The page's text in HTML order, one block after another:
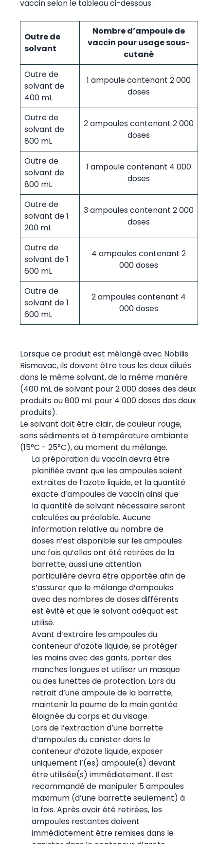
vaccin selon le tableau ci-dessous :
Outre de
solvant
Nombre d’ampoule de
vaccin pour usage sous-
cutané
Outre de
solvant de
400 mL
1 ampoule contenant 2 000
doses
Outre de
solvant de
800 mL
2 ampoules contenant 2 000
doses
Outre de
solvant de
800 mL
1 ampoule contenant 4 000
doses
Outre de
solvant de 1
200 mL
3 ampoules contenant 2 000
doses
Outre de
solvant de 1
600 mL
4 ampoules contenant 2
000 doses
Outre de
solvant de 1
600 mL
2 ampoules contenant 4
000 doses
Lorsque ce produit est mélangé avec Nobilis
Rismavac, ils doivent être tous les deux dilués
dans le même solvant, de la même manière
(400 mL de solvant pour 2 000 doses des deux
produits ou 800 mL pour 4 000 doses des deux
produits).
Le solvant doit être clair, de couleur rouge,
sans sédiments et à température ambiante
(15°C - 25°C), au moment du mélange.
La préparation du vaccin devra être
planifiée avant que les ampoules soient
extraites de l’azote liquide, et la quantité
exacte d’ampoules de vaccin ainsi que
la quantité de solvant nécessaire seront
calculées au préalable. Aucune
information relative au nombre de
doses n’est disponible sur les ampoules
une fois qu’elles ont été retirées de la
barrette, aussi une attention
particulière devra être apportée afin de
s’assurer que le mélange d’ampoules
avec des nombres de doses différents
est évité et que le solvant adéquat est
utilisé.
Avant d’extraire les ampoules du
conteneur d’azote liquide, se protéger
les mains avec des gants, porter des
manches longues et utiliser un masque
ou des lunettes de protection. Lors du
retrait d’une ampoule de la barrette,
maintenir la paume de la main gantée
éloignée du corps et du visage.
Lors de l’extraction d’une barrette
d’ampoules du canister dans le
conteneur d’azote liquide, exposer
uniquement l’(es) ampoule(s) devant
être utilisée(s) immédiatement. Il est
recommandé de manipuler 5 ampoules
maximum (d’une barrette seulement) à
la fois. Après avoir été retirées, les
ampoules restantes doivent
immédiatement être remises dans le